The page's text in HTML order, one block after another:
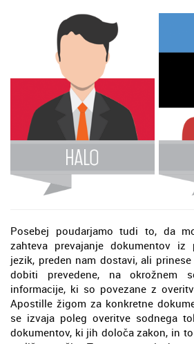
Posebej poudarjamo tudi to, da
zahteva prevajanje dokumentov iz
jezik, preden nam dostavi, ali
dobiti prevedene, na okrožnem
informacije, ki so povezane z
Apostille žigom za konkretne
se izvaja poleg overitve sodnega
dokumentov, ki jih določa zakon, in